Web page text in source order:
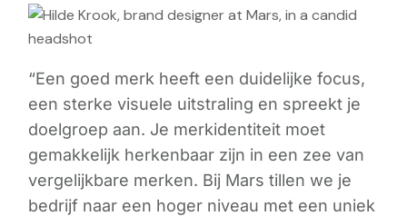
“Een goed merk heeft een duidelijke focus,
een sterke visuele uitstraling en spreekt je
doelgroep aan. Je merkidentiteit moet
gemakkelijk herkenbaar zijn in een zee van
vergelijkbare merken. Bij Mars tillen we je
bedrijf naar een hoger niveau met een uniek